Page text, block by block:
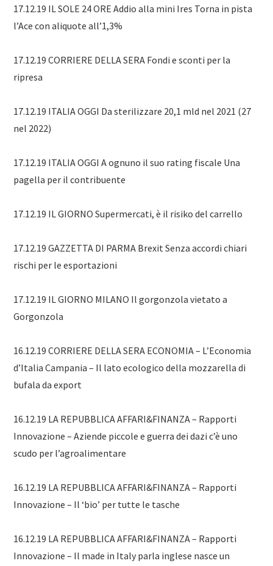
17.12.19 IL SOLE 24 ORE Addio alla mini Ires Torna in pista
l’Ace con aliquote all’1,3%
17.12.19 CORRIERE DELLA SERA Fondi e sconti per la
ripresa
17.12.19 ITALIA OGGI Da sterilizzare 20,1 mld nel 2021 (27
nel 2022)
17.12.19 ITALIA OGGI A ognuno il suo rating fiscale Una
pagella per il contribuente
17.12.19 IL GIORNO Supermercati, è il risiko del carrello
17.12.19 GAZZETTA DI PARMA Brexit Senza accordi chiari
rischi per le esportazioni
17.12.19 IL GIORNO MILANO Il gorgonzola vietato a
Gorgonzola
16.12.19 CORRIERE DELLA SERA ECONOMIA – L’Economia
d’Italia Campania – Il lato ecologico della mozzarella di
bufala da export
16.12.19 LA REPUBBLICA AFFARI&FINANZA – Rapporti
Innovazione – Aziende piccole e guerra dei dazi c’è uno
scudo per l’agroalimentare
16.12.19 LA REPUBBLICA AFFARI&FINANZA – Rapporti
Innovazione – Il ‘bio’ per tutte le tasche
16.12.19 LA REPUBBLICA AFFARI&FINANZA – Rapporti
Innovazione – Il made in Italy parla inglese nasce un